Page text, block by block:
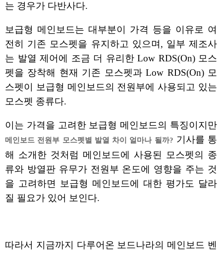
는 경우가 다반사다.
보급형 메인보드는 대부분이 가격 등을 이유로 여
전히 기존 모스펫을 유지하고 있으며, 일부 제조사
는 발열 제어에 조금 더 유리한 Low RDS(On) 모스
펫을 장착해 현재 기존 모스펫과 Low RDS(On) 모
스펫이 보급형 메인보드의 전원부에 사용되고 있는
모스펫 종류다.
이는 가격을 고려한 보급형 메인보드의 특징이지만
메인보드 전원부 모스펫별 발열 차이 얼마나 될까? 기사를 통
해 소개한 것처럼 메인보드에 사용된 모스펫의 종
류와 방열판 유무가 전원부 온도에 영향을 주는 것
을 고려하면 보급형 메인보드에 대한 평가도 달라
질 필요가 있어 보인다.
따라서 지금까지 다루어온 보드나라의 메인보드 벤